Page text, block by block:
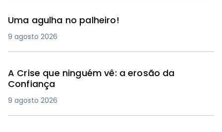
Uma agulha no palheiro!
9 agosto 2026
A Crise que ninguém vê: a erosão da
Confiança
9 agosto 2026